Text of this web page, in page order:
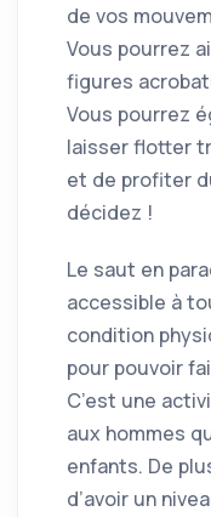
de vos
Vous pourrez
figures
Vous pourrez
laisser flotter
et de profiter
décidez !
Le saut en
accessible à
condition
pour pouvoir
C’est une
aux hommes
enfants. De
d’avoir un